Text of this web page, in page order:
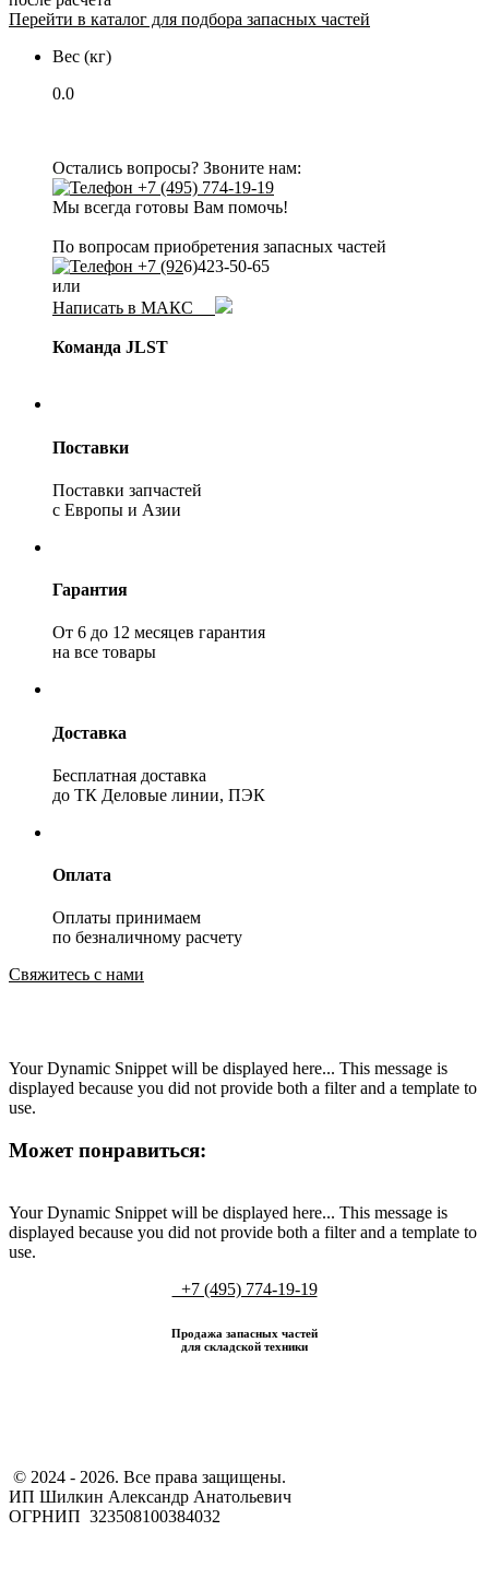
Перейти в каталог для подбора запасных частей
Вес (кг)
0.0
Остались вопросы? Звоните нам:
+7 (495) 774-19-19
Мы всегда готовы Вам помочь!
По вопросам приобретения запасных частей
+7 (926)423-50-65
или
Написать в МАКС
Команда JLST
Поставки
Поставки запчастей
с Европы и Азии
Гарантия
От 6 до 12 месяцев гарантия
на все товары
Доставка
Бесплатная доставка
до ТК Деловые линии, ПЭК
Оплата
Оплаты принимаем
по безналичному расчету
Свяжитесь с нами
Your Dynamic Snippet will be displayed here... This message is
displayed because you did not provide both a filter and a template to
use.
Может понравиться:
Your Dynamic Snippet will be displayed here... This message is
displayed because you did not provide both a filter and a template to
use.
+7 (495) 774-19-19
Продажа запасных частей
для складской техники
​ © 2024 - 2026. Все права защищены.
ИП Шилкин Александр Анатольевич
ОГРНИП 323508100384032